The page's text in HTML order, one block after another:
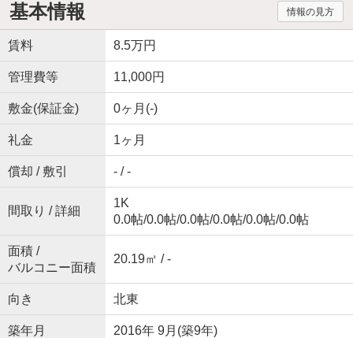
基本情報 情報の見方
賃料 8.5万円
管理費等 11,000円
敷金(保証金) 0ヶ月(-)
礼金 1ヶ月
償却 / 敷引 - / -
間取り / 詳細
1K
0.0帖/0.0帖/0.0帖/0.0帖/0.0帖/0.0帖
面積 /
バルコニー面積
20.19㎡ / -
向き 北東
築年月 2016年 9月(築9年)